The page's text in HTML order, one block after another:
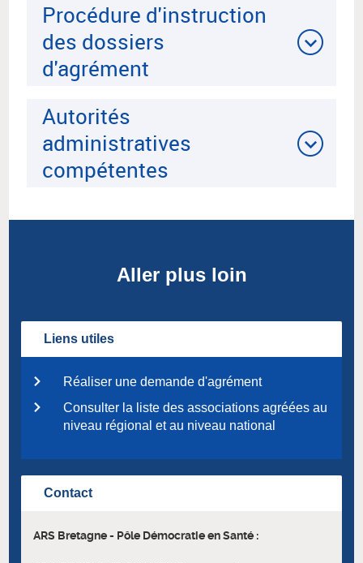
Procédure d'instruction
des dossiers
d'agrément
Autorités
administratives
compétentes
Aller plus loin
Liens utiles
Réaliser une demande d'agrément
Consulter la liste des associations agréées au
niveau régional et au niveau national
Contact
ARS Bretagne - Pôle Démocratie en Santé :